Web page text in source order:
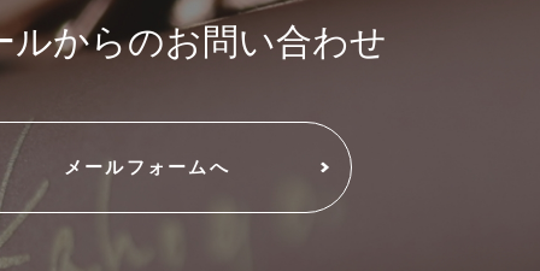
ルからのお問い合わせ
メールフォームへ